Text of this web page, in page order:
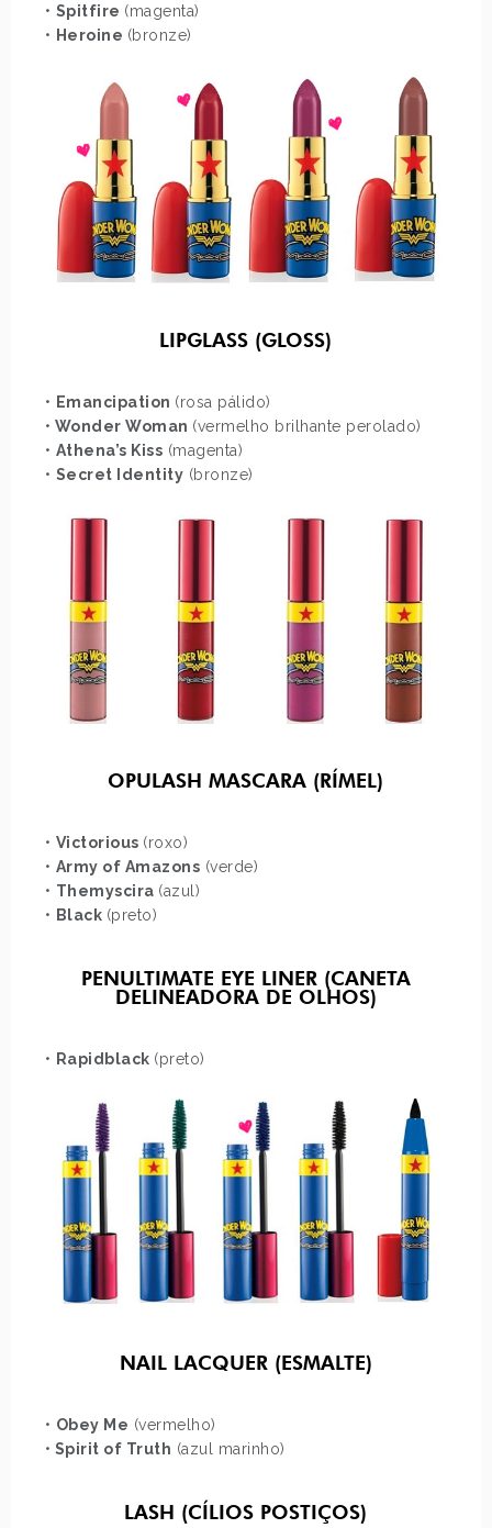
• Spitfire (magenta)
• Heroine (bronze)
LIPGLASS (GLOSS)
• Emancipation (rosa pálido)
• Wonder Woman (vermelho brilhante perolado)
• Athena’s Kiss (magenta)
• Secret Identity (bronze)
OPULASH MASCARA (RÍMEL)
• Victorious (roxo)
• Army of Amazons (verde)
• Themyscira (azul)
• Black (preto)
PENULTIMATE EYE LINER (CANETA
DELINEADORA DE OLHOS)
• Rapidblack (preto)
NAIL LACQUER (ESMALTE)
• Obey Me (vermelho)
• Spirit of Truth (azul marinho)
LASH (CÍLIOS POSTIÇOS)